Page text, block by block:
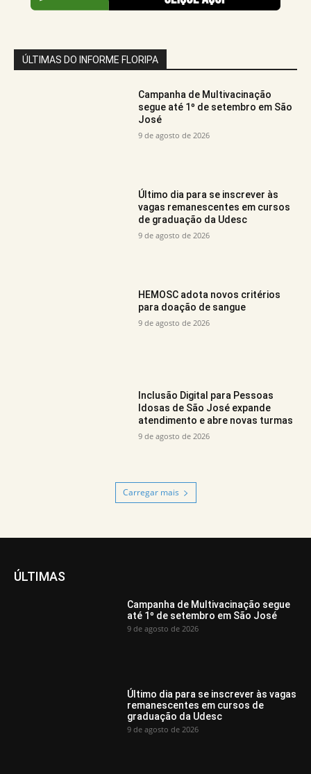
ÚLTIMAS DO INFORME FLORIPA
Campanha de Multivacinação
segue até 1º de setembro em São
José
9 de agosto de 2026
Último dia para se inscrever às
vagas remanescentes em cursos
de graduação da Udesc
9 de agosto de 2026
HEMOSC adota novos critérios
para doação de sangue
9 de agosto de 2026
Inclusão Digital para Pessoas
Idosas de São José expande
atendimento e abre novas turmas
9 de agosto de 2026
Carregar mais
ÚLTIMAS
Campanha de Multivacinação segue
até 1º de setembro em São José
9 de agosto de 2026
Último dia para se inscrever às vagas
remanescentes em cursos de
graduação da Udesc
9 de agosto de 2026